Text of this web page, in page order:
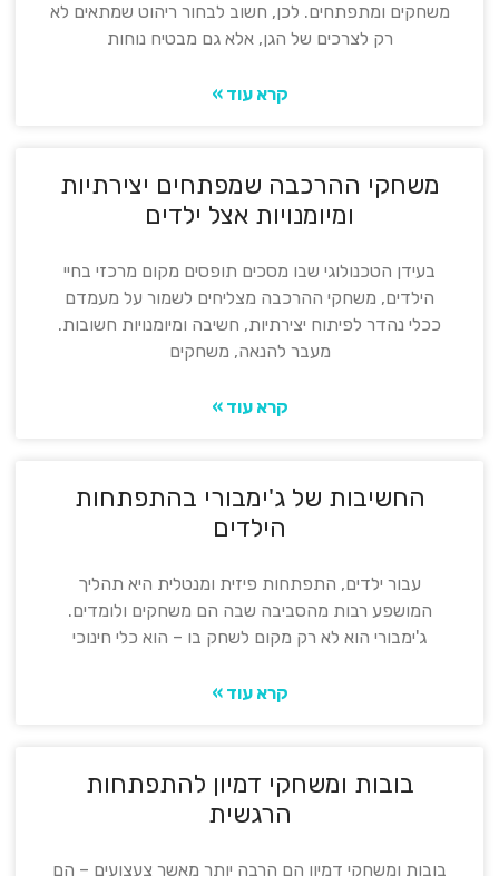
משחקים ומתפתחים. לכן, חשוב לבחור ריהוט שמתאים לא
רק לצרכים של הגן, אלא גם מבטיח נוחות
קרא עוד »
משחקי ההרכבה שמפתחים יצירתיות
ומיומנויות אצל ילדים
בעידן הטכנולוגי שבו מסכים תופסים מקום מרכזי בחיי
הילדים, משחקי ההרכבה מצליחים לשמור על מעמדם
ככלי נהדר לפיתוח יצירתיות, חשיבה ומיומנויות חשובות.
מעבר להנאה, משחקים
קרא עוד »
החשיבות של ג'ימבורי בהתפתחות
הילדים
עבור ילדים, התפתחות פיזית ומנטלית היא תהליך
המושפע רבות מהסביבה שבה הם משחקים ולומדים.
ג'ימבורי הוא לא רק מקום לשחק בו – הוא כלי חינוכי
קרא עוד »
בובות ומשחקי דמיון להתפתחות
הרגשית
בובות ומשחקי דמיון הם הרבה יותר מאשר צעצועים – הם